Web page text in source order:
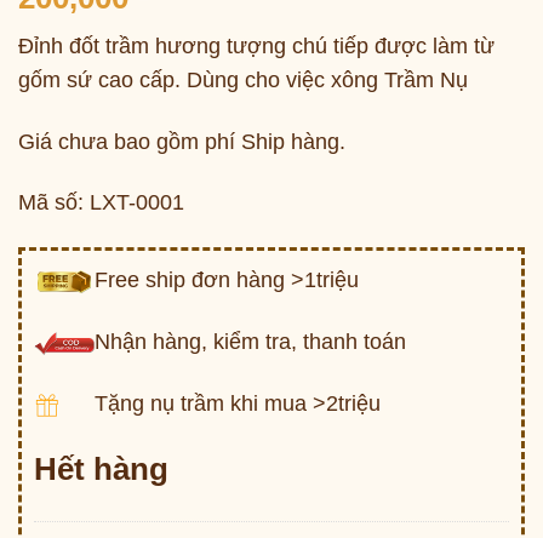
Đỉnh đốt trầm hương tượng chú tiếp được làm từ
gốm sứ cao cấp. Dùng cho việc xông Trầm Nụ
Giá chưa bao gồm phí Ship hàng.
Mã số: LXT-0001
Free ship đơn hàng >1triệu
Nhận hàng, kiểm tra, thanh toán
Tặng nụ trầm khi mua >2triệu
Hết hàng